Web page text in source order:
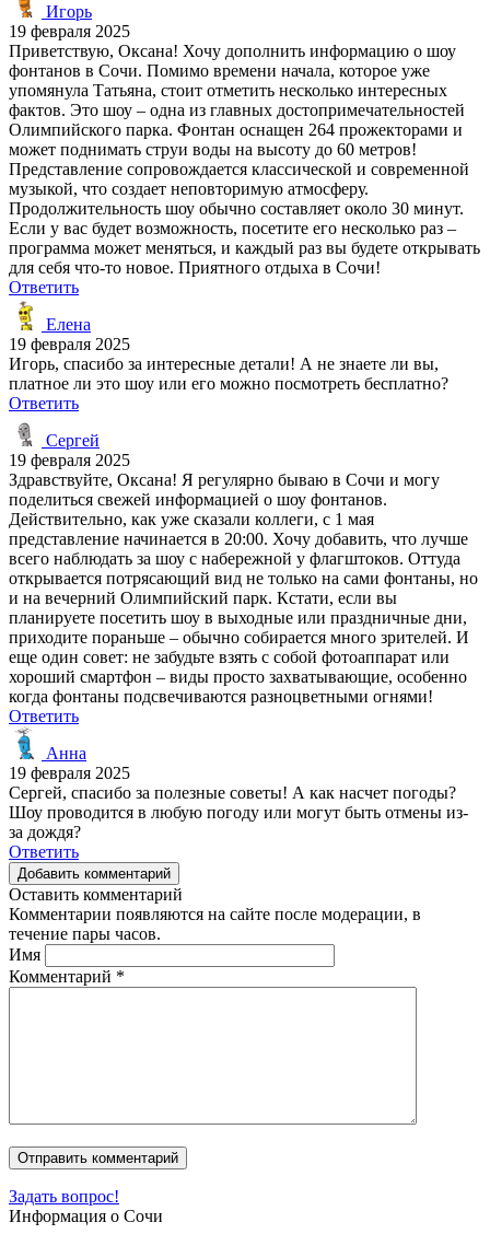
Игорь
19 февраля 2025
Приветствую, Оксана! Хочу дополнить информацию о шоу
фонтанов в Сочи. Помимо времени начала, которое уже
упомянула Татьяна, стоит отметить несколько интересных
фактов. Это шоу – одна из главных достопримечательностей
Олимпийского парка. Фонтан оснащен 264 прожекторами и
может поднимать струи воды на высоту до 60 метров!
Представление сопровождается классической и современной
музыкой, что создает неповторимую атмосферу.
Продолжительность шоу обычно составляет около 30 минут.
Если у вас будет возможность, посетите его несколько раз –
программа может меняться, и каждый раз вы будете открывать
для себя что-то новое. Приятного отдыха в Сочи!
Ответить
Елена
19 февраля 2025
Игорь, спасибо за интересные детали! А не знаете ли вы,
платное ли это шоу или его можно посмотреть бесплатно?
Ответить
Сергей
19 февраля 2025
Здравствуйте, Оксана! Я регулярно бываю в Сочи и могу
поделиться свежей информацией о шоу фонтанов.
Действительно, как уже сказали коллеги, с 1 мая
представление начинается в 20:00. Хочу добавить, что лучше
всего наблюдать за шоу с набережной у флагштоков. Оттуда
открывается потрясающий вид не только на сами фонтаны, но
и на вечерний Олимпийский парк. Кстати, если вы
планируете посетить шоу в выходные или праздничные дни,
приходите пораньше – обычно собирается много зрителей. И
еще один совет: не забудьте взять с собой фотоаппарат или
хороший смартфон – виды просто захватывающие, особенно
когда фонтаны подсвечиваются разноцветными огнями!
Ответить
Анна
19 февраля 2025
Сергей, спасибо за полезные советы! А как насчет погоды?
Шоу проводится в любую погоду или могут быть отмены из-
за дождя?
Ответить
Добавить комментарий
Оставить комментарий
Комментарии появляются на сайте после модерации, в
течение пары часов.
Имя
Комментарий *
Задать вопрос!
Информация о Сочи